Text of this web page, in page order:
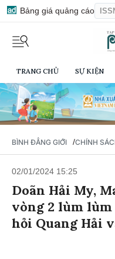
Bảng giá quảng cáo
TRANG CHỦ SỰ KIỆN
BÌNH ĐẲNG GIỚI /CHÍNH
02/01/2024 15:25
Doãn Hải My,
vòng 2 lùm
hỏi Quang Hải